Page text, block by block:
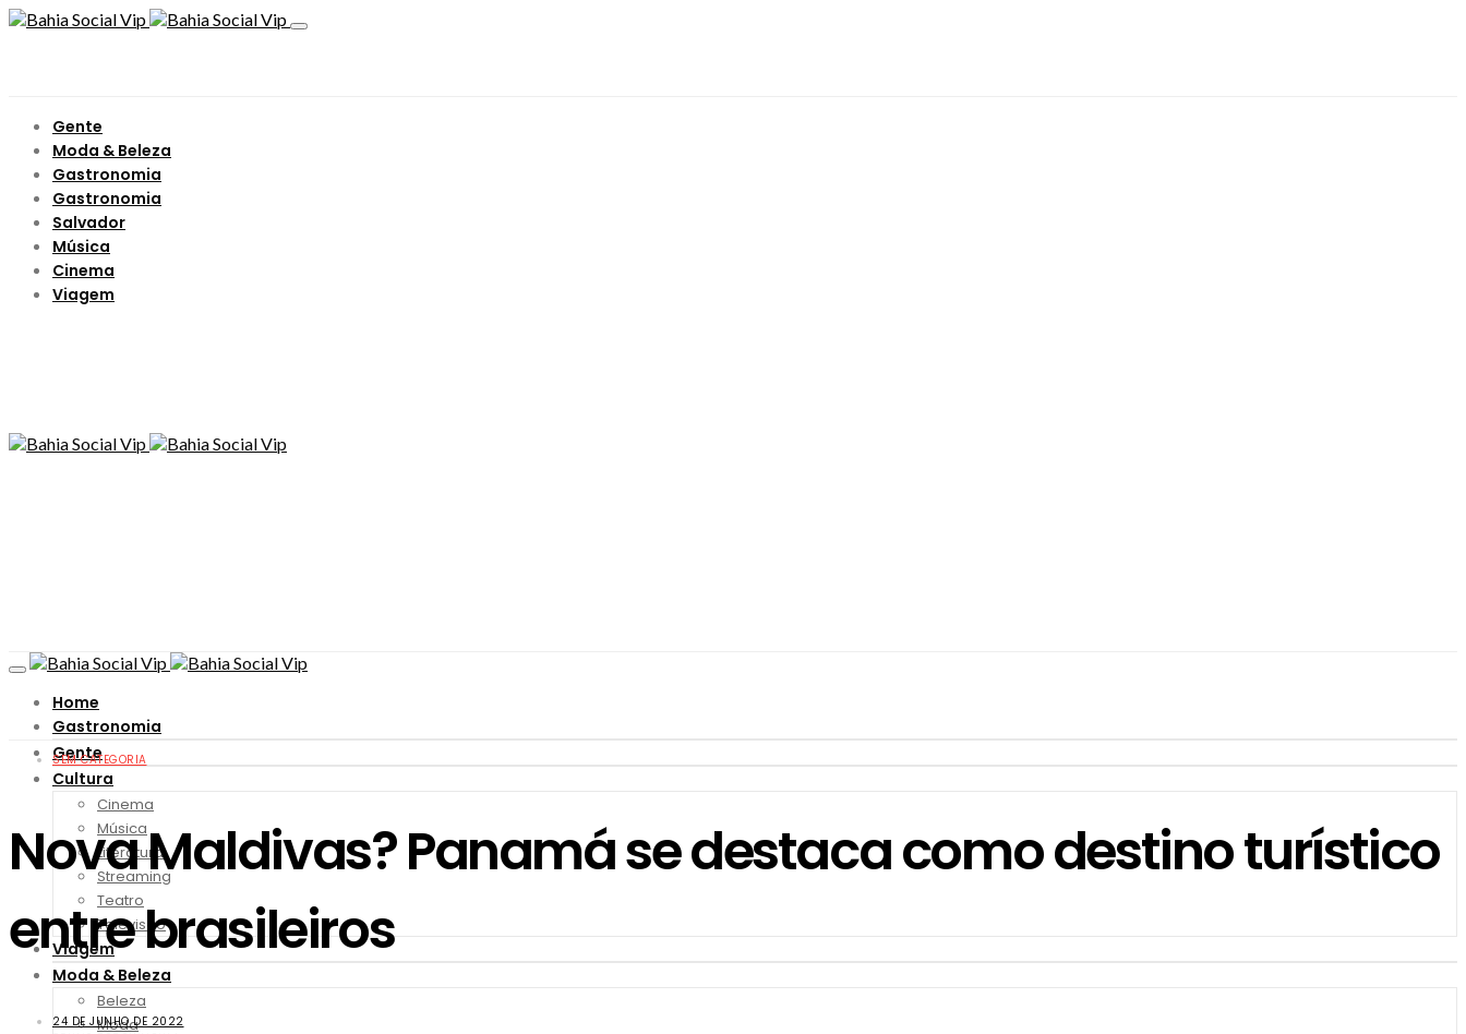
Gente
Moda & Beleza
Gastronomia
Gastronomia
Salvador
Música
Cinema
Viagem
Home
Gastronomia
Gente
Cultura
Cinema
Música
Literatura
Streaming
Teatro
Televisão
Viagem
Moda & Beleza
Beleza
Moda
SEM CATEGORIA
Nova Maldivas? Panamá se destaca como destino turístico
entre brasileiros
24 DE JUNHO DE 2022